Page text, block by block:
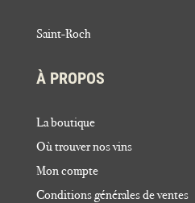
Saint-Roch
À PROPOS
La boutique
Où trouver nos vins
Mon compte
Conditions générales de ventes